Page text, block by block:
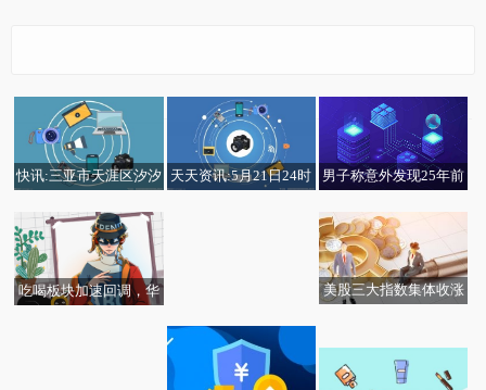
快讯:三亚市天涯区汐汐
成立 注册资本1万人民
币
天天资讯:5月21日24时
男子称意外发现25年前
权要求删除不实信贷记
录-每日信息
吃喝板块加速回调，华
美股三大指数集体收涨
元